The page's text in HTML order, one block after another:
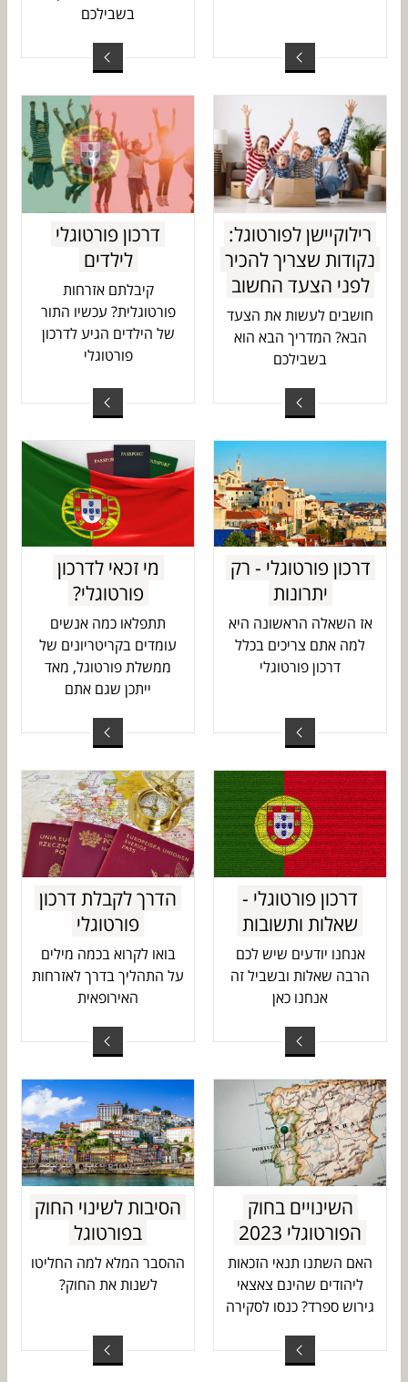
בשבילכם
רילוקיישן לפורטוגל:
נקודות שצריך להכיר
לפני הצעד החשוב
חושבים לעשות את הצעד
הבא? המדריך הבא הוא
בשבילכם
דרכון פורטוגלי
לילדים
קיבלתם אזרחות
פורטוגלית? עכשיו התור
של הילדים הגיע לדרכון
פורטוגלי
דרכון פורטוגלי - רק
יתרונות
אז השאלה הראשונה היא
למה אתם צריכים בכלל
דרכון פורטוגלי
מי זכאי לדרכון
פורטוגלי?
תתפלאו כמה אנשים
עומדים בקריטריונים של
ממשלת פורטוגל, מאד
ייתכן שגם אתם
דרכון פורטוגלי -
שאלות ותשובות
אנחנו יודעים שיש לכם
הרבה שאלות ובשביל זה
אנחנו כאן
הדרך לקבלת דרכון
פורטוגלי
בואו לקרוא בכמה מילים
על התהליך בדרך לאזרחות
האירופאית
השינויים בחוק
הפורטוגלי 2023
האם השתנו תנאי הזכאות
ליהודים שהינם צאצאי
גירוש ספרד? כנסו לסקירה
הסיבות לשינוי החוק
בפורטוגל
ההסבר המלא למה החליטו
לשנות את החוק?